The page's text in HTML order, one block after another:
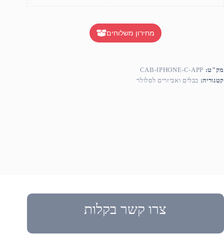
מחירון משלוחים
מק"ט: CAB-IPHONE-C-APP
קטגוריה: כבלים ואביזרים לסלולר
צרו קשר בקלות